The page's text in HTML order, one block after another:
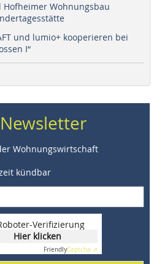
Hofheimer Wohnungsbau
und lumio+ kooperieren bei
I“
Wohnungswirtschaft
kündbar
Verifizierung
Hier klicken
FriendlyCaptcha ⇗